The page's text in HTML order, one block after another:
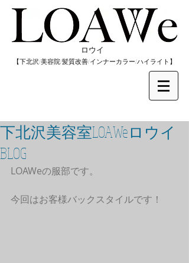
​ロウイ
​【下北沢/美容院/髪質改善/インナーカラー/​ハイライト】
下北沢美容室LOAWeロウイ
BLOG
LOAWeの服部です。
今回はお客様バックスタイルです！